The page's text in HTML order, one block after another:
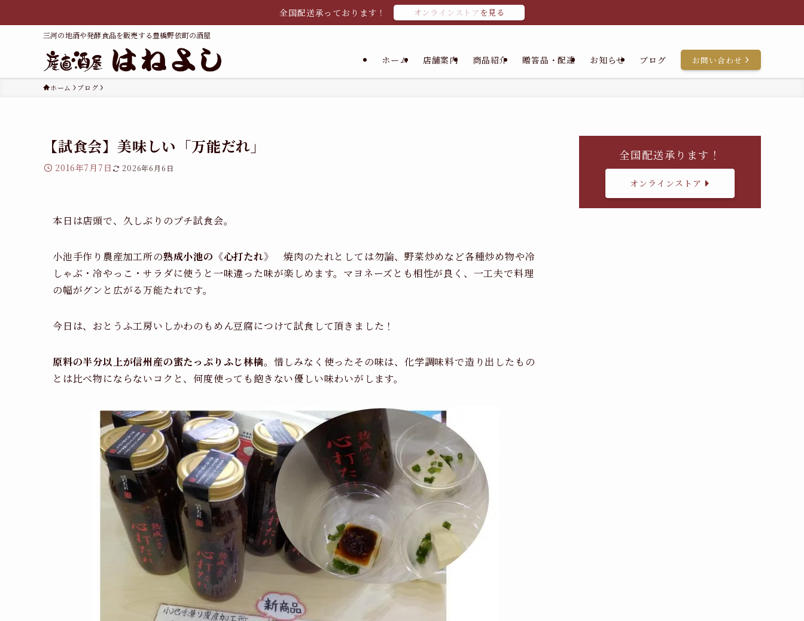
全国配送承っております！ オンラインストアを見る
三河の地酒や発酵食品を販売する豊橋野依町の酒屋
ホーム 店舗案内 商品紹介 贈答品・配達 お知らせ ブログ お問い合わせ
ホーム ブログ
【試食会】美味しい「万能だれ」
2016年7月7日 2026年6月6日
本日は店頭で、久しぶりのプチ試食会。
小池手作り農産加工所の熟成小池の《心打たれ》
焼肉のたれとしては勿論、野菜炒めなど各種炒め物や冷
しゃぶ・冷やっこ・サラダに使うと一味違った味が楽しめます。マヨネーズとも相性が良く、一工夫で料理
の幅がグンと広がる万能たれです。
今日は、おとうふ工房いしかわのもめん豆腐につけて試食して頂きました！
原料の半分以上が信州産の蜜たっぷりふじ林檎。惜しみなく使ったその味は、化学調味料で造り出したもの
とは比べ物にならないコクと、何度使っても飽きない優しい味わいがします。
全国配送承ります！
オンラインストア